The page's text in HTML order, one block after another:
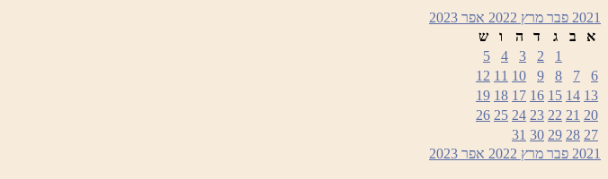
2021 פבר מרץ 2022 אפר 2023
א
ב ג ד ה ו
ש
1
2
3
4
5
6
7
8
9
10
11
12
13
14
15
16
17
18
19
20
21
22
23
24
25
26
27
28
29
30
31
2021 פבר מרץ 2022 אפר 2023